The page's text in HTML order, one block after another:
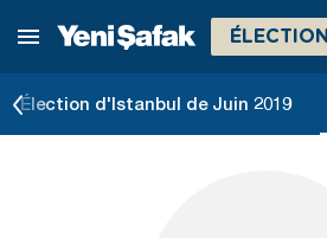
ÉLECTION
Élection d'Istanbul de Juin 2019